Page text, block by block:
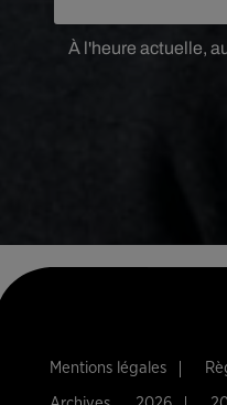
À l'heure actuelle,
Mentions légales